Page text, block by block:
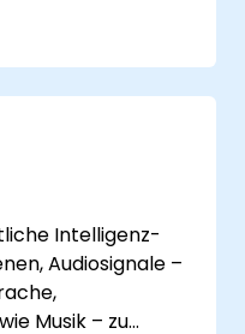
Intelligenz-
Audiosignale –
Musik – zu